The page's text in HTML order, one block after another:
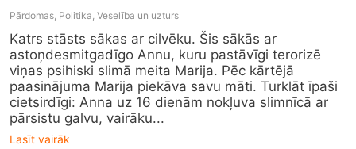
Pārdomas, Politika, Veselība un uzturs
Katrs stāsts sākas ar cilvēku. Šis sākās ar
astoņdesmitgadīgo Annu, kuru pastāvīgi terorizē
viņas psihiski slimā meita Marija. Pēc kārtējā
paasinājuma Marija piekāva savu māti. Turklāt īpaši
cietsirdīgi: Anna uz 16 dienām nokļuva slimnīcā ar
pārsistu galvu, vairāku...
Lasīt vairāk